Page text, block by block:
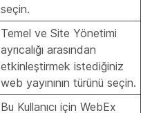
seçin.
Temel ve Site Yönetimi
ayrıcalığı arasından
etkinleştirmek istediğiniz
web yayınının türünü seçin.
Bu Kullanıcı için WebEx